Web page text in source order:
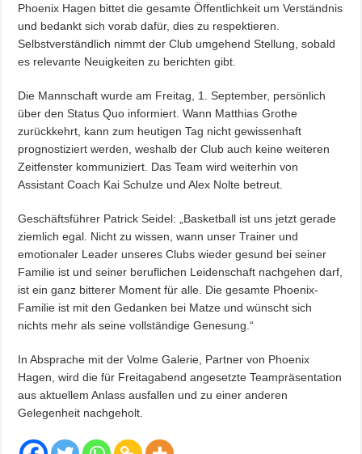
Phoenix Hagen bittet die gesamte Öffentlichkeit um Verständnis
und bedankt sich vorab dafür, dies zu respektieren.
Selbstverständlich nimmt der Club umgehend Stellung, sobald
es relevante Neuigkeiten zu berichten gibt.
Die Mannschaft wurde am Freitag, 1. September, persönlich
über den Status Quo informiert. Wann Matthias Grothe
zurückkehrt, kann zum heutigen Tag nicht gewissenhaft
prognostiziert werden, weshalb der Club auch keine weiteren
Zeitfenster kommuniziert. Das Team wird weiterhin von
Assistant Coach Kai Schulze und Alex Nolte betreut.
Geschäftsführer Patrick Seidel: „Basketball ist uns jetzt gerade
ziemlich egal. Nicht zu wissen, wann unser Trainer und
emotionaler Leader unseres Clubs wieder gesund bei seiner
Familie ist und seiner beruflichen Leidenschaft nachgehen darf,
ist ein ganz bitterer Moment für alle. Die gesamte Phoenix-
Familie ist mit den Gedanken bei Matze und wünscht sich
nichts mehr als seine vollständige Genesung.“
In Absprache mit der Volme Galerie, Partner von Phoenix
Hagen, wird die für Freitagabend angesetzte Teampräsentation
aus aktuellem Anlass ausfallen und zu einer anderen
Gelegenheit nachgeholt.